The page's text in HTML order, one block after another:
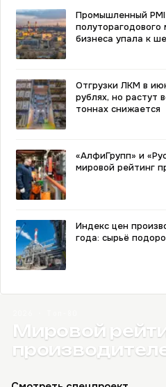
Промышленный
полуторагодового
бизнеса упала к
Отгрузки ЛКМ в
рублях, но растут
тоннах снижается
«АлфиГрупп» и
мировой рейтинг
Индекс цен
года: сырьё
Мировой